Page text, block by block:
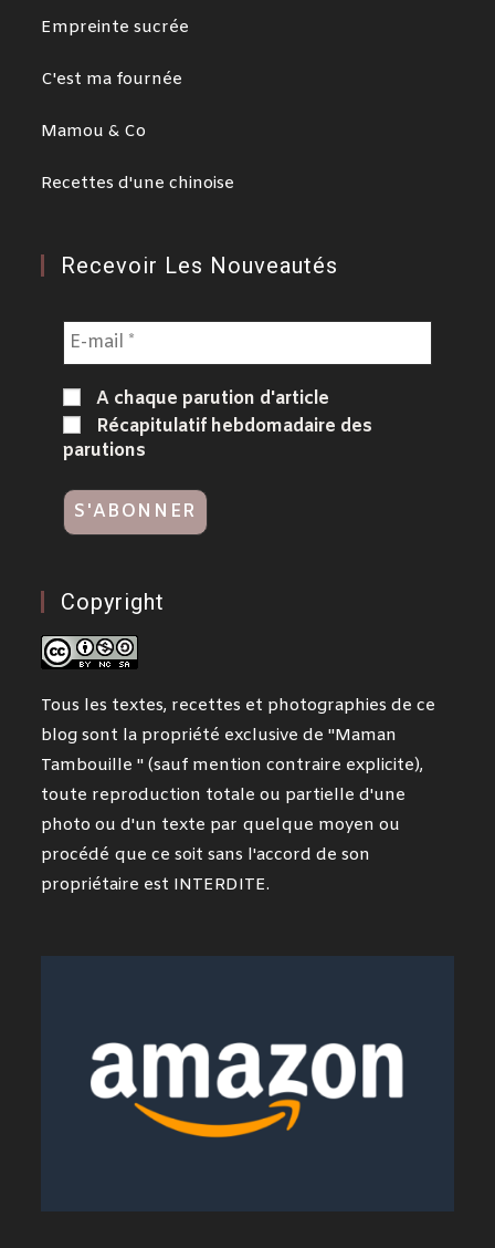
Empreinte sucrée
C'est ma fournée
Mamou & Co
Recettes d'une chinoise
Recevoir Les Nouveautés
A chaque parution d'article
Récapitulatif hebdomadaire des
parutions
Copyright
Tous les textes, recettes et photographies de ce
blog sont la propriété exclusive de "Maman
Tambouille " (sauf mention contraire explicite),
toute reproduction totale ou partielle d'une
photo ou d'un texte par quelque moyen ou
procédé que ce soit sans l'accord de son
propriétaire est INTERDITE.